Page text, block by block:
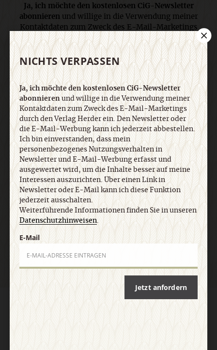
Ja, ich möchte den kostenlosen CiG-Newsletter
abonnierenund willige in die Verwendung meiner
Kontaktdaten zum Zweck des E-Mail-Marketings
durch den Verlag Herder ein. Den Newsletter oder
die E-Mail-Werbung kann ich jederzeit abbestellen.
Ich bin einverstanden, dass mein
personenbezogenes Nutzungsverhalten in
Newsletter und E-Mail-Werbung erfasst und
ausgewertet wird, um die Inhalte besser auf meine
Interessen auszurichten. Über einen Link in
Newsletter oder E-Mail kann ich diese Funktion
jederzeit ausschalten. Weiterführende
Informationen finden Sie in unseren
Datenschutzhinweisen.
E-Mail
NICHTS VERPASSEN
Ja, ich möchte den kostenlosen CiG-Newsletter
abonnierenund willige in die Verwendung meiner
Kontaktdaten zum Zweck des E-Mail-Marketings
durch den Verlag Herder ein. Den Newsletter oder
die E-Mail-Werbung kann ich jederzeit abbestellen.
Ich bin einverstanden, dass mein
personenbezogenes Nutzungsverhalten in
Newsletter und E-Mail-Werbung erfasst und
ausgewertet wird, um die Inhalte besser auf meine
Interessen auszurichten. Über einen Link in
Newsletter oder E-Mail kann ich diese Funktion
jederzeit ausschalten.
Weiterführende Informationen finden Sie in unseren
Datenschutzhinweisen.
E-Mail
Jetzt anfordern